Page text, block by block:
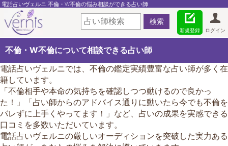
電話占いヴェルニ 不倫・W不倫の悩み相談ができる占い師
ログイン
新規登録
不倫・W不倫について相談できる占い師
電話占いヴェルニでは、不倫の鑑定実績豊富な占い師が多く在
籍しています。
「不倫相手や本命の気持ちを確認しつつ動けるので良かっ
た！」「占い師からのアドバイス通りに動いたら今でも不倫を
バレずに上手くやってます！」など、占いの成果を実感できる
口コミを多数いただいています。
電話占いヴェルニの厳しいオーディションを突破した実力ある